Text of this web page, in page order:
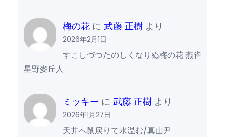
梅の花 に武藤 正樹 より
2026年2月1日
すこしづつたのしくなりぬ梅の花 燕雀
星野麥丘人
ミッキー に武藤 正樹 より
2026年1月27日
天井へ鼠戻りて水温む/真山尹